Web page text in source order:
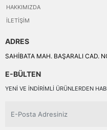
HAKKIMIZDA
İLETIŞIM
ADRES
SAHİBATA MAH. BAŞARALI CAD.
E-BÜLTEN
YENI VE INDIRIMLI ÜRÜNLERDEN